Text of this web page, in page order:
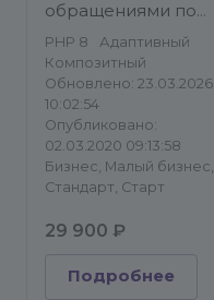
обращениями по
59-ФЗ
PHP 8
Адаптивный
Композитный
Обновлено: 23.03.2026
10:02:54
Опубликовано:
02.03.2020 09:13:58
Бизнес, Малый бизнес,
Стандарт, Старт
29 900 ₽
Подробнее